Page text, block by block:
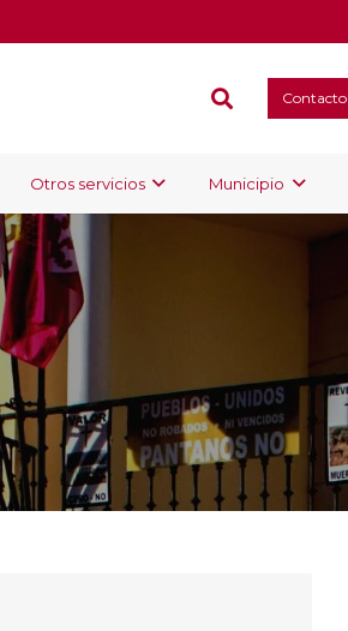
Contacto
Otros servicios Municipio